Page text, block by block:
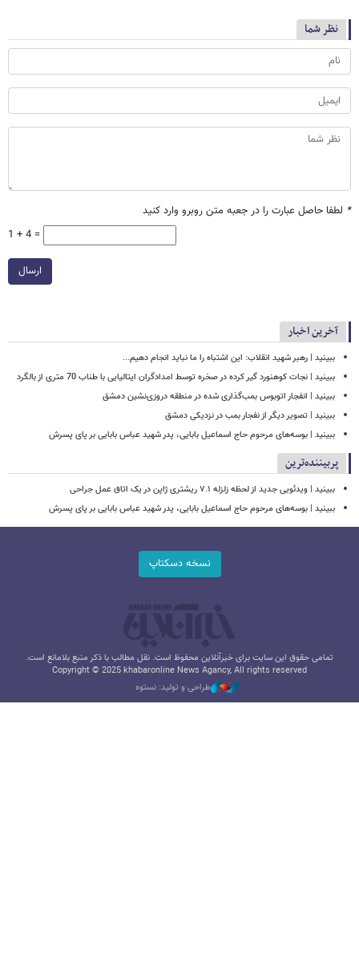
نظر شما
* لطفا حاصل عبارت را در جعبه متن روبرو وارد کنید
1 + 4 =
ارسال
آخرین اخبار
ببینید | رهبر شهید انقلاب: این اشتباه را ما نباید انجام دهیم...
ببینید | نجات کوهنورد گیر کرده در صخره توسط امدادگران ایتالیایی با طناب 70 متری از بالگرد
ببینید | انفجار اتوبوس بمب‌گذاری شده در منطقه دروزی‌نشین دمشق
ببینید | تصویر دیگر از نفجار بمب در نزدیکی دمشق
ببینید | بوسه‌های مرحوم حاج اسماعیل بابایی، پدر شهید عباس بابایی بر پای پسرش
پربیننده‌ترین
ببینید | ویدئویی جدید از لحظه زلزله ۷.۱ ریشتری ژاپن در یک اتاق عمل جراحی
ببینید | بوسه‌های مرحوم حاج اسماعیل بابایی، پدر شهید عباس بابایی بر پای پسرش
نسخه دسکتاپ
تمامی حقوق این سایت برای خبرآنلاین محفوظ است. نقل مطالب با ذکر منبع بلامانع است.
Copyright © 2025 khabaronline News Agancy, All rights reserved
طراحی و تولید: نستوه